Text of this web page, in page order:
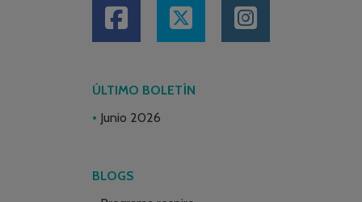
ÚLTIMO BOLETÍN
Junio 2026
BLOGS